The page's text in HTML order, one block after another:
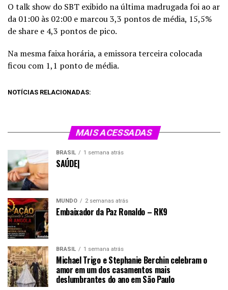
O talk show do SBT exibido na última madrugada foi ao ar
da 01:00 às 02:00 e marcou 3,3 pontos de média, 15,5%
de share e 4,3 pontos de pico.
Na mesma faixa horária, a emissora terceira colocada
ficou com 1,1 ponto de média.
NOTÍCIAS RELACIONADAS:
MAIS ACESSADAS
BRASIL 1 semana atrás
SAÚDE|
MUNDO 2 semanas atrás
Embaixador da Paz Ronaldo – RK9
BRASIL 1 semana atrás
Michael Trigo e Stephanie Berchin celebram o
amor em um dos casamentos mais
deslumbrantes do ano em São Paulo